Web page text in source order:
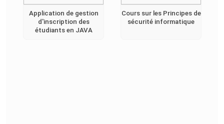
Application de gestion
d'inscription des
étudiants en JAVA
Cours sur les Principes de
sécurité informatique